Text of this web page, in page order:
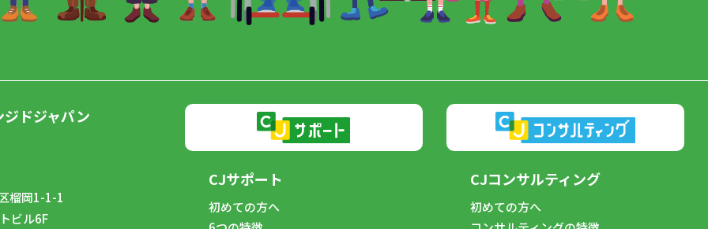
ドジャパン
榴岡1-1-1
ビル6F
CJサポート
初めての方へ
CJコンサルティング
初めての方へ